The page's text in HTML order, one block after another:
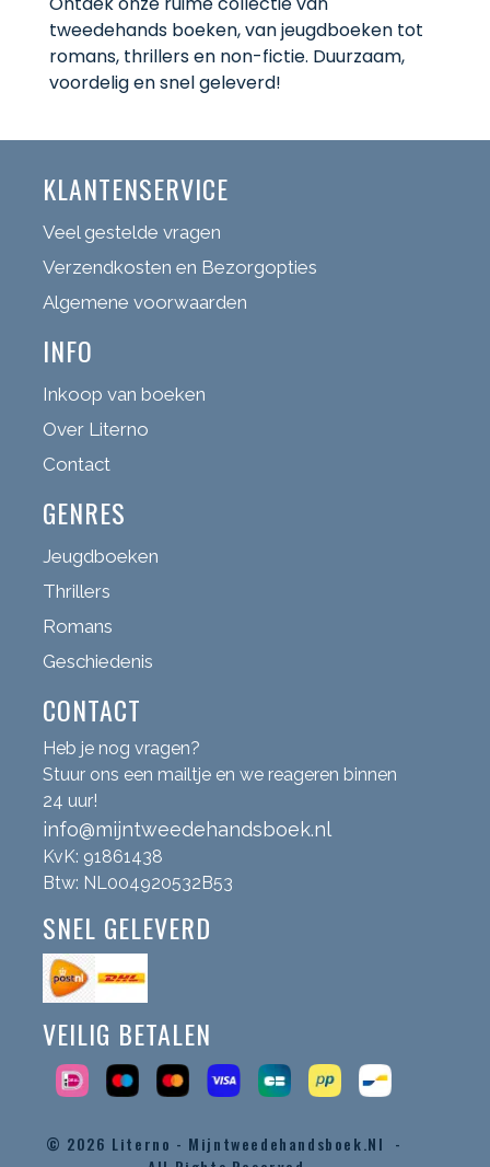
tweedehands boeken, van jeugdboeken tot
romans, thrillers en non-fictie. Duurzaam,
voordelig en snel geleverd!
KLANTENSERVICE
Veel gestelde vragen
Verzendkosten en Bezorgopties
Algemene voorwaarden
INFO
Inkoop van boeken
Over Literno
Contact
GENRES
Jeugdboeken
Thrillers
Romans
Geschiedenis
CONTACT
Heb je nog vragen?
Stuur ons een mailtje en we reageren binnen
24 uur!
info@mijntweedehandsboek.nl
KvK: 91861438
Btw: NL004920532B53
SNEL GELEVERD
VEILIG BETALEN
© 2026 Literno - Mijntweedehandsboek.nl -